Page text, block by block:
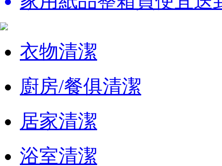
衣物清潔
廚房/餐俱清潔
居家清潔
浴室清潔